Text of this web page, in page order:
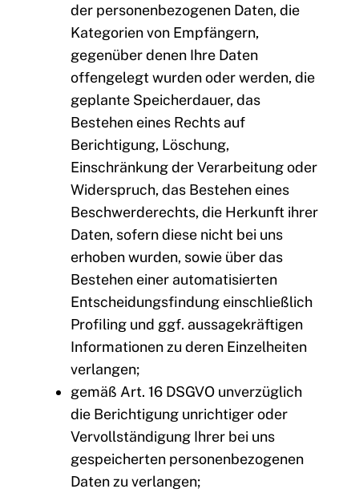
der personenbezogenen Daten, die
Kategorien von Empfängern,
gegenüber denen Ihre Daten
offengelegt wurden oder werden, die
geplante Speicherdauer, das
Bestehen eines Rechts auf
Berichtigung, Löschung,
Einschränkung der Verarbeitung oder
Widerspruch, das Bestehen eines
Beschwerderechts, die Herkunft ihrer
Daten, sofern diese nicht bei uns
erhoben wurden, sowie über das
Bestehen einer automatisierten
Entscheidungsfindung einschließlich
Profiling und ggf. aussagekräftigen
Informationen zu deren Einzelheiten
verlangen;
gemäß Art. 16 DSGVO unverzüglich
die Berichtigung unrichtiger oder
Vervollständigung Ihrer bei uns
gespeicherten personenbezogenen
Daten zu verlangen;